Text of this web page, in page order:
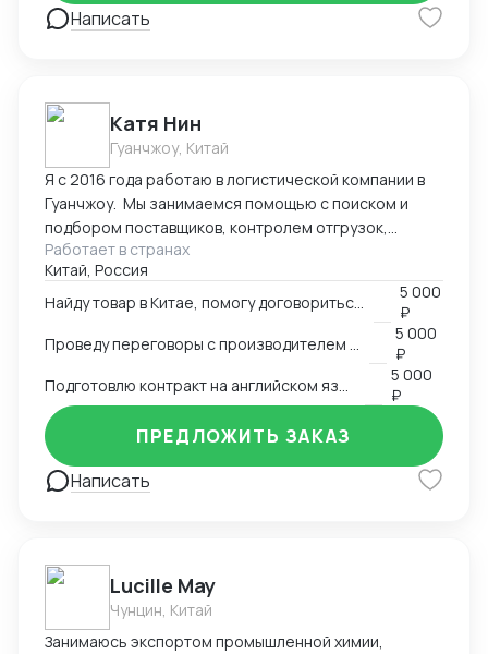
платежей через третьи страны и проверка
корректности Валютного контроля.
Написать
Катя Нин
Гуанчжоу, Китай
Я с 2016 года работаю в логистической компании в
Гуанчжоу. Мы занимаемся помощью с поиском и
подбором поставщиков, контролем отгрузок,
проверкой качества товара. В нашей компании
работает более 10 человек и мы всегда можем вам
помочь по любым вопросам связанным с заказом
Работает в странах
Китай, Россия
5 000
₽
5 000
₽
5 000
₽
Написать
ПРЕДЛОЖИТЬ ЗАКАЗ
Lucille May
Чунцин, Китай
Занимаюсь экспортом промышленной химии,